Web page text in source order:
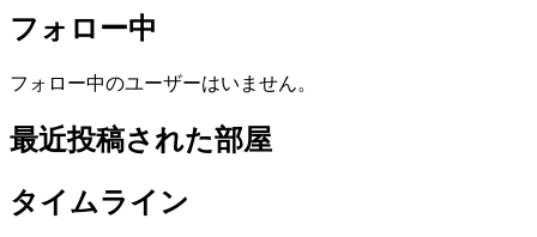
フォロー中
フォロー中のユーザーはいません。
最近投稿された部屋
タイムライン